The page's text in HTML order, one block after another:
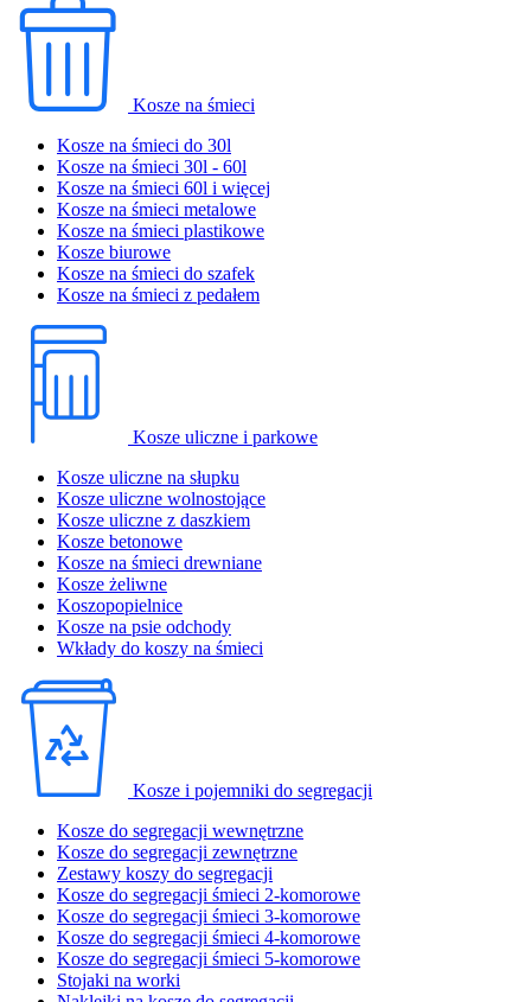
Kosze na śmieci
Kosze na śmieci do 30l
Kosze na śmieci 30l - 60l
Kosze na śmieci 60l i więcej
Kosze na śmieci metalowe
Kosze na śmieci plastikowe
Kosze biurowe
Kosze na śmieci do szafek
Kosze na śmieci z pedałem
Kosze uliczne i parkowe
Kosze uliczne na słupku
Kosze uliczne wolnostojące
Kosze uliczne z daszkiem
Kosze betonowe
Kosze na śmieci drewniane
Kosze żeliwne
Koszopopielnice
Kosze na psie odchody
Wkłady do koszy na śmieci
Kosze i pojemniki do segregacji
Kosze do segregacji wewnętrzne
Kosze do segregacji zewnętrzne
Zestawy koszy do segregacji
Kosze do segregacji śmieci 2-komorowe
Kosze do segregacji śmieci 3-komorowe
Kosze do segregacji śmieci 4-komorowe
Kosze do segregacji śmieci 5-komorowe
Stojaki na worki